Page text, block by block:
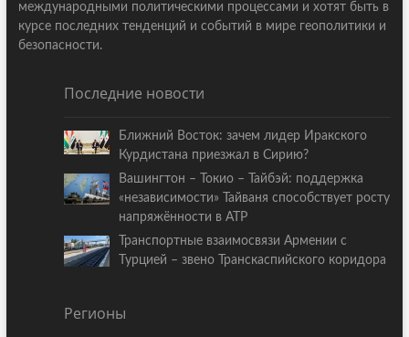
международными политическими процессами и хотят быть в
курсе последних тенденций и событий в мире геополитики и
безопасности.
Последние новости
Ближний Восток: зачем лидер Иракского
Курдистана приезжал в Сирию?
Вашингтон – Токио – Тайбэй: поддержка
«независимости» Тайваня способствует росту
напряжённости в АТР
Транспортные взаимосвязи Армении с
Турцией – звено Транскаспийского коридора
Регионы